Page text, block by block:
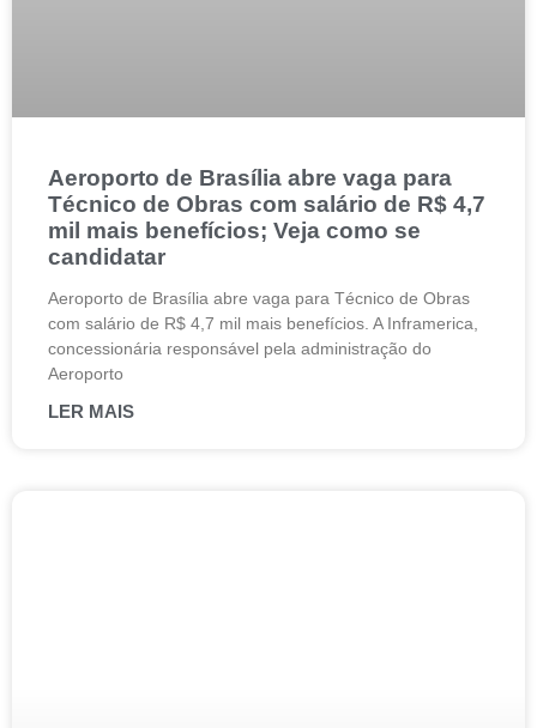
Aeroporto de Brasília abre vaga para
Técnico de Obras com salário de R$ 4,7
mil mais benefícios; Veja como se
candidatar
Aeroporto de Brasília abre vaga para Técnico de Obras
com salário de R$ 4,7 mil mais benefícios. A Inframerica,
concessionária responsável pela administração do
Aeroporto
LER MAIS